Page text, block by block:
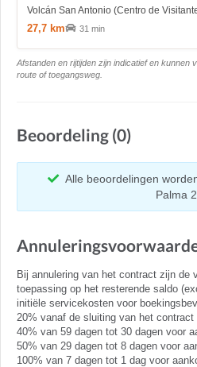
Volcán San Antonio (Centro de
27,7 km 31 min
Afstanden en rijtijden zijn indicatief en kunnen
route of toegangsweg.
Beoordeling (0)
Alle beoordelingen
Palma
Bij annulering van het contract zijn de
toepassing op het resterende saldo
initiële servicekosten voor
20% vanaf de sluiting van het
40% van 59 dagen tot 30 dagen voor
50% van 29 dagen tot 8 dagen voor
100% van 7 dagen tot 1 dag voor